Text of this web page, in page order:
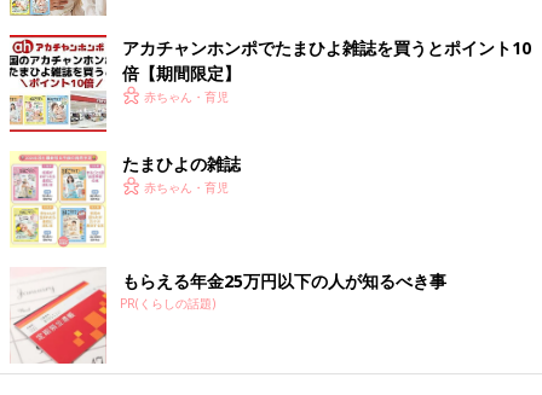
アカチャンホンポでたまひよ雑誌を買うとポイント10
倍【期間限定】
赤ちゃん・育児
たまひよの雑誌
赤ちゃん・育児
もらえる年金25万円以下の人が知るべき事
PR(くらしの話題)